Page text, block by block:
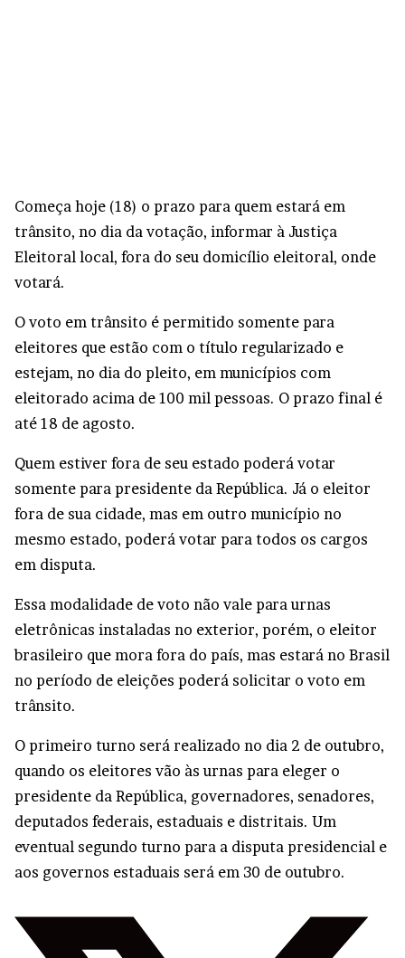
Começa hoje (18) o prazo para quem estará em
trânsito, no dia da votação, informar à Justiça
Eleitoral local, fora do seu domicílio eleitoral, onde
votará.
O voto em trânsito é permitido somente para
eleitores que estão com o título regularizado e
estejam, no dia do pleito, em municípios com
eleitorado acima de 100 mil pessoas. O prazo final é
até 18 de agosto.
Quem estiver fora de seu estado poderá votar
somente para presidente da República. Já o eleitor
fora de sua cidade, mas em outro município no
mesmo estado, poderá votar para todos os cargos
em disputa.
Essa modalidade de voto não vale para urnas
eletrônicas instaladas no exterior, porém, o eleitor
brasileiro que mora fora do país, mas estará no Brasil
no período de eleições poderá solicitar o voto em
trânsito.
O primeiro turno será realizado no dia 2 de outubro,
quando os eleitores vão às urnas para eleger o
presidente da República, governadores, senadores,
deputados federais, estaduais e distritais. Um
eventual segundo turno para a disputa presidencial e
aos governos estaduais será em 30 de outubro.